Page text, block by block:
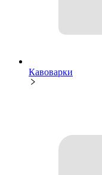
Кавоварки